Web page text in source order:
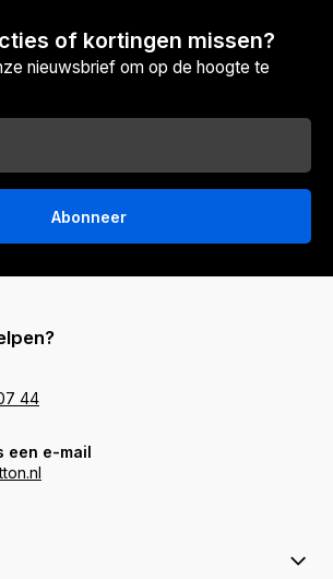
of kortingen missen?
nieuwsbrief om op de hoogte te
Abonneer
44
een e-mail